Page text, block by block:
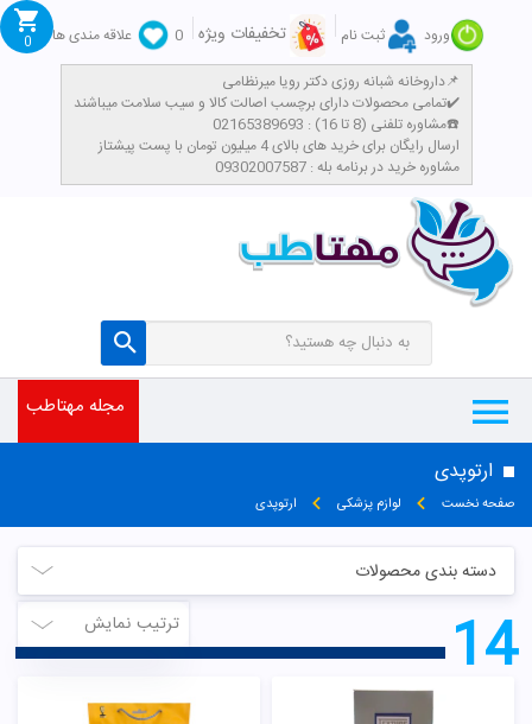
ورود ثبت نام تخفیفات ویژه 0
علاقه مندی ها
داروخانه شبانه روزی دکتر رویا میرنظامی📌
تمامی محصولات دارای برچسب اصالت کالا و سیب سلامت میباشند✔️
مشاوره تلفنی (8 تا 16) : 02165389693☎️
​ارسال رایگان برای خرید های بالای 4 میلیون تومان با پست پیشتاز
مشاوره خرید در برنامه بله : 09302007587
0
مجله مهتاطب
ارتوپدی
صفحه نخست لوازم پزشکی ارتوپدی
دسته بندی محصولات
ترتیب نمایش
14